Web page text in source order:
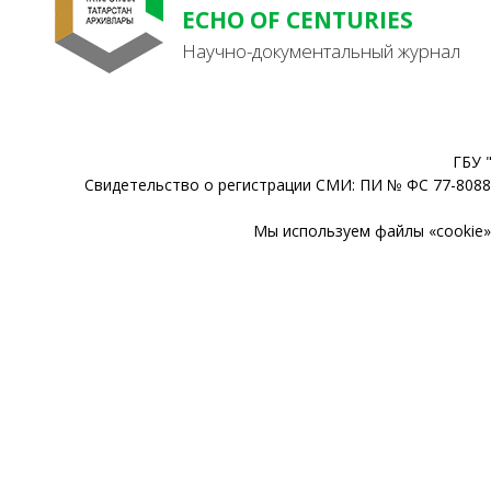
ECHO OF CENTURIES
Научно-документальный журнал
ГБУ
Свидетельство о регистрации СМИ: ПИ № ФС 77-
Мы используем файлы «cookie»